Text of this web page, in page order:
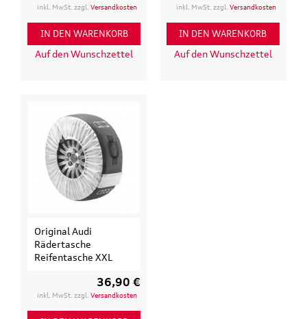
inkl. MwSt. zzgl.Versandkosten
IN DEN WARENKORB
Auf den Wunschzettel
inkl. MwSt. zzgl. Versandkosten
IN DEN WARENKORB
Auf den Wunschzettel
Original Audi
Rädertasche
Reifentasche XXL
36,90 €
inkl. MwSt. zzgl.Versandkosten